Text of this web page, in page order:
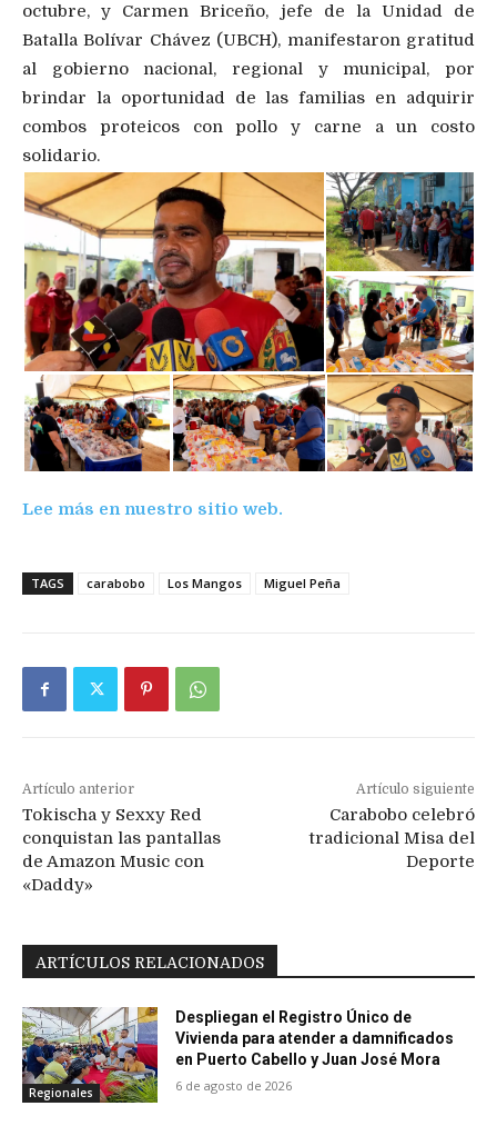
octubre, y Carmen Briceño, jefe de la Unidad de
Batalla Bolívar Chávez (UBCH), manifestaron gratitud
al gobierno nacional, regional y municipal, por
brindar la oportunidad de las familias en adquirir
combos proteicos con pollo y carne a un costo
solidario.
Lee más en nuestro sitio web.
TAGS carabobo Los Mangos Miguel Peña
Artículo anterior
Tokischa y Sexxy Red
conquistan las pantallas
de Amazon Music con
«Daddy»
Artículo siguiente
Carabobo celebró
tradicional Misa del
Deporte
ARTÍCULOS RELACIONADOS
Regionales
Despliegan el Registro Único de
Vivienda para atender a damnificados
en Puerto Cabello y Juan José Mora
6 de agosto de 2026